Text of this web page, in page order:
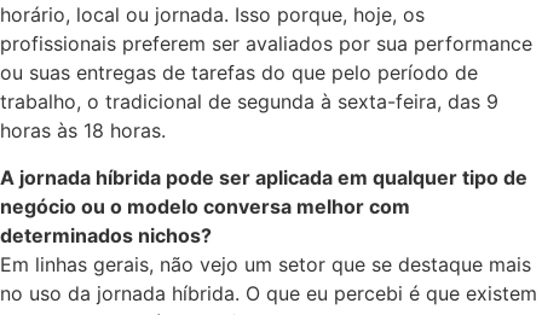
horário, local ou jornada. Isso porque, hoje, os
profissionais preferem ser avaliados por sua performance
ou suas entregas de tarefas do que pelo período de
trabalho, o tradicional de segunda à sexta-feira, das 9
horas às 18 horas.
A jornada híbrida pode ser aplicada em qualquer tipo de
negócio ou o modelo conversa melhor com
determinados nichos?
Em linhas gerais, não vejo um setor que se destaque mais
no uso da jornada híbrida. O que eu percebi é que existem